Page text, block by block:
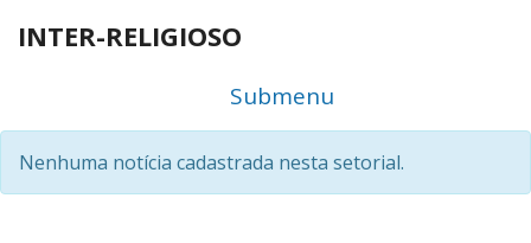
INTER-RELIGIOSO
MenuSubmenu
Nenhuma notícia cadastrada nesta setorial.